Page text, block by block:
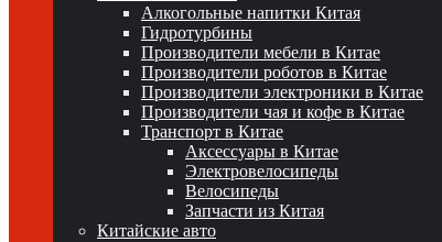
Алкогольные напитки Китая
Гидротурбины
Производители мебели в Китае
Производители роботов в Китае
Производители электроники в Китае
Производители чая и кофе в Китае
Транспорт в Китае
Аксессуары в Китае
Электровелосипеды
Велосипеды
Запчасти из Китая
Китайские авто